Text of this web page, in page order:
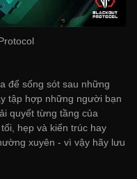
để sống sót sau những
tập hợp những người bạn
quyết từng tầng của
hẹp và kiến trúc hay
xuyên - vì vậy hãy lưu